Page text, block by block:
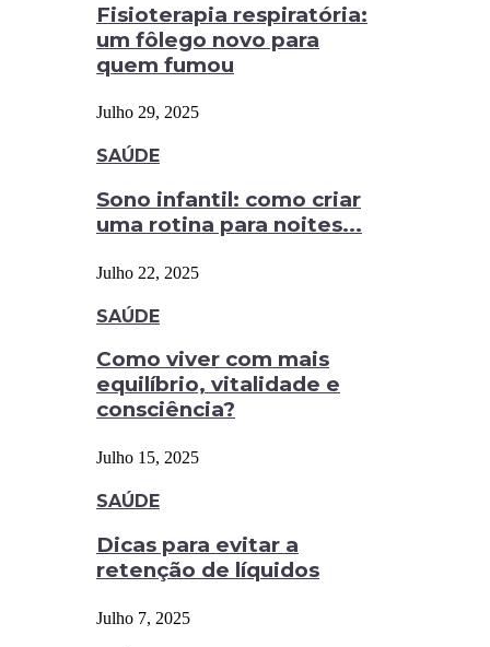
Fisioterapia respiratória:
um fôlego novo para
quem fumou
Julho 29, 2025
SAÚDE
Sono infantil: como criar
uma rotina para noites...
Julho 22, 2025
SAÚDE
Como viver com mais
equilíbrio, vitalidade e
consciência?
Julho 15, 2025
SAÚDE
Dicas para evitar a
retenção de líquidos
Julho 7, 2025